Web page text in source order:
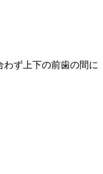
ず上下の前歯の間に